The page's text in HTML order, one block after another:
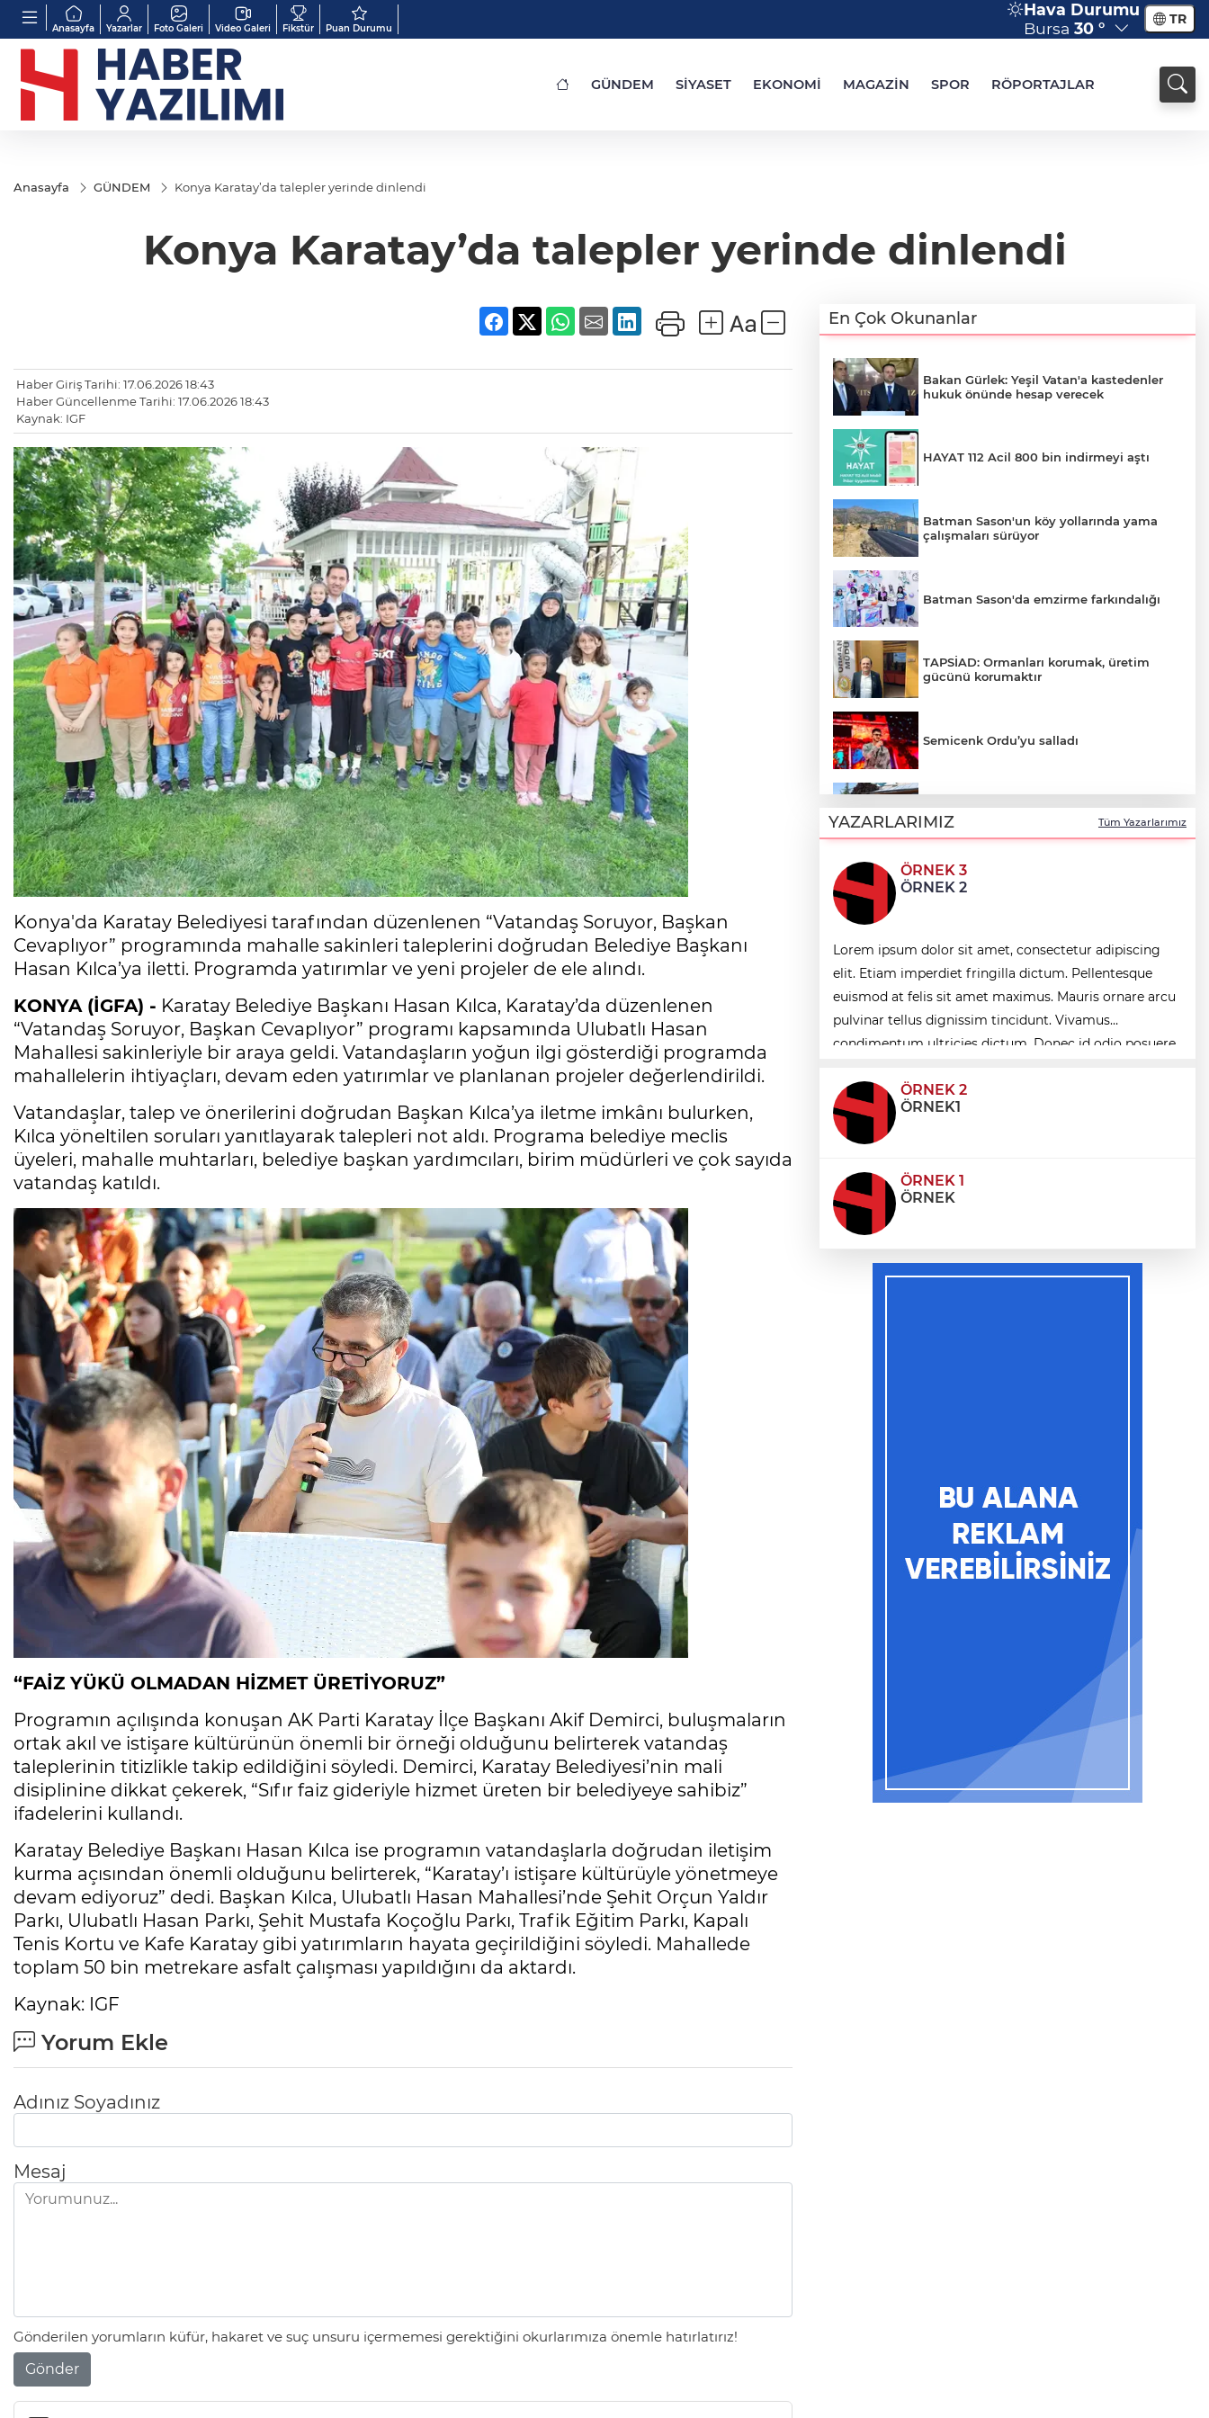
Anasayfa Yazarlar Foto Galeri Video Galeri Fikstür Puan Durumu
Hava Durumu
Bursa 30 ° TR
GÜNDEM SİYASET EKONOMİ MAGAZİN SPOR RÖPORTAJLAR
Anasayfa GÜNDEM Konya Karatay’da talepler yerinde dinlendi
Konya Karatay’da talepler yerinde dinlendi
Haber Giriş Tarihi: 17.06.2026 18:43
Haber Güncellenme Tarihi: 17.06.2026 18:43
Kaynak: IGF
Konya'da Karatay Belediyesi tarafından düzenlenen “Vatandaş Soruyor, Başkan
Cevaplıyor” programında mahalle sakinleri taleplerini doğrudan Belediye Başkanı
Hasan Kılca’ya iletti. Programda yatırımlar ve yeni projeler de ele alındı.
KONYA (İGFA) - Karatay Belediye Başkanı Hasan Kılca, Karatay’da düzenlenen
“Vatandaş Soruyor, Başkan Cevaplıyor” programı kapsamında Ulubatlı Hasan
Mahallesi sakinleriyle bir araya geldi. Vatandaşların yoğun ilgi gösterdiği programda
mahallelerin ihtiyaçları, devam eden yatırımlar ve planlanan projeler değerlendirildi.
Vatandaşlar, talep ve önerilerini doğrudan Başkan Kılca’ya iletme imkânı bulurken,
Kılca yöneltilen soruları yanıtlayarak talepleri not aldı. Programa belediye meclis
üyeleri, mahalle muhtarları, belediye başkan yardımcıları, birim müdürleri ve çok sayıda
vatandaş katıldı.
“FAİZ YÜKÜ OLMADAN HİZMET ÜRETİYORUZ”
Programın açılışında konuşan AK Parti Karatay İlçe Başkanı Akif Demirci, buluşmaların
ortak akıl ve istişare kültürünün önemli bir örneği olduğunu belirterek vatandaş
taleplerinin titizlikle takip edildiğini söyledi. Demirci, Karatay Belediyesi’nin mali
disiplinine dikkat çekerek, “Sıfır faiz gideriyle hizmet üreten bir belediyeye sahibiz”
ifadelerini kullandı.
Karatay Belediye Başkanı Hasan Kılca ise programın vatandaşlarla doğrudan iletişim
kurma açısından önemli olduğunu belirterek, “Karatay’ı istişare kültürüyle yönetmeye
devam ediyoruz” dedi. Başkan Kılca, Ulubatlı Hasan Mahallesi’nde Şehit Orçun Yaldır
Parkı, Ulubatlı Hasan Parkı, Şehit Mustafa Koçoğlu Parkı, Trafik Eğitim Parkı, Kapalı
Tenis Kortu ve Kafe Karatay gibi yatırımların hayata geçirildiğini söyledi. Mahallede
toplam 50 bin metrekare asfalt çalışması yapıldığını da aktardı.
Kaynak: IGF
Yorum Ekle
Adınız Soyadınız
Mesaj
Gönderilen yorumların küfür, hakaret ve suç unsuru içermemesi gerektiğini okurlarımıza önemle hatırlatırız!
Gönder
En Çok Okunanlar
Bakan Gürlek: Yeşil Vatan'a kastedenler
hukuk önünde hesap verecek
HAYAT 112 Acil 800 bin indirmeyi aştı
Batman Sason'un köy yollarında yama
çalışmaları sürüyor
Batman Sason'da emzirme farkındalığı
TAPSİAD: Ormanları korumak, üretim
gücünü korumaktır
Semicenk Ordu’yu salladı
keşfetti
Türkiye, Suudi Arabistan ve Pakistan
arasında ortak savunma anlaşması
imzalandı
Gebzeli sporcu Akdeniz Oyunları'nda
Türkiye'yi temsil edecek
üzerine dikkat çeken açıklamalar... 77
yaşında gençlik mucizesi
YAZARLARIMIZ Tüm Yazarlarımız
ÖRNEK 3
ÖRNEK 2
Lorem ipsum dolor sit amet, consectetur adipiscing
elit. Etiam imperdiet fringilla dictum. Pellentesque
euismod at felis sit amet maximus. Mauris ornare arcu
pulvinar tellus dignissim tincidunt. Vivamus
condimentum ultricies dictum. Donec id odio posuere,
ÖRNEK 2
ÖRNEK1
ÖRNEK 1
ÖRNEK